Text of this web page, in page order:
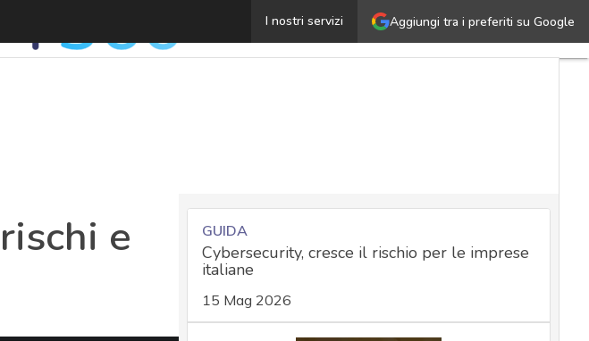
Aggiungi tra i preferiti su Google
I nostri servizi
Data poisoning nei modelli AI: rischi e soluzioni di
e
GUIDA
Cybersecurity, cresce il rischio per le imprese
italiane
15 Mag 2026